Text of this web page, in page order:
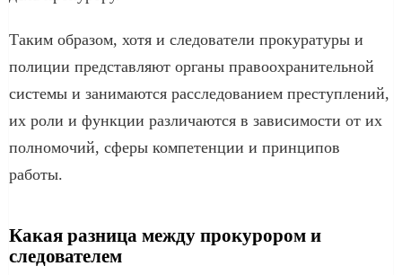
Таким образом, хотя и следователи прокуратуры и
полиции представляют органы правоохранительной
системы и занимаются расследованием преступлений,
их роли и функции различаются в зависимости от их
полномочий, сферы компетенции и принципов
работы.
Какая разница между прокурором и
следователем